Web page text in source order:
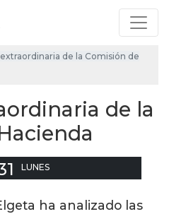
de la Comisión de
de la
LUNES
ha analizado las